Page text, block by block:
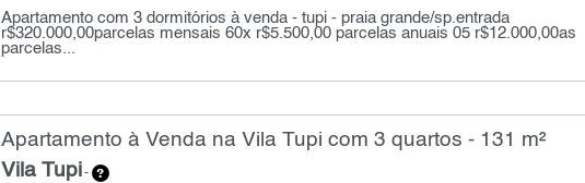
Apartamento com 3 dormitórios à venda - tupi - praia grande/sp.entrada
r$320.000,00parcelas mensais 60x r$5.500,00 parcelas anuais 05 r$12.000,00as
parcelas...
Apartamento à Venda na Vila Tupi com 3 quartos - 131 m²
Vila Tupi-